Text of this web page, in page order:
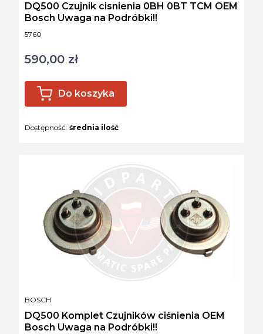
Kod produktu
5760
DQ500 Czujnik cisnienia 0BH 0BT TCM OEM
Bosch Uwaga na Podróbki!!
Cena
590,00 zł
Do koszyka
Dostępność: średnia ilość
DQ500 Komplet Czujników ciśnienia OEM
Bosch Uwaga na Podróbki!!
PRODUCENT
BOSCH